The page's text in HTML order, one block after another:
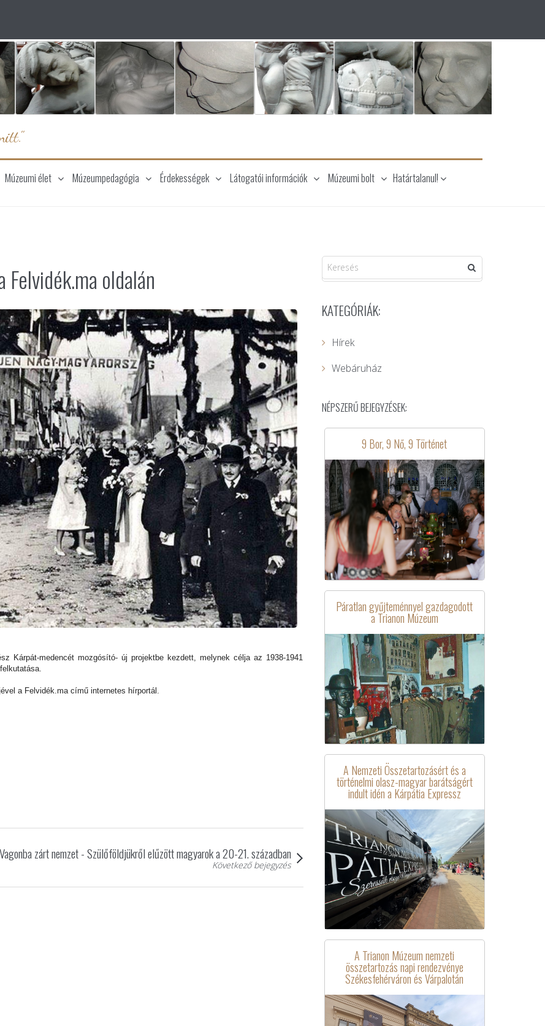
Múzeumi élet Múzeumpedagógia Érdekességek Látogatói információk Múzeumi bolt Határtalanul!
oldalán
Kárpát-medencét mozgósító- új projektbe kezdett, melynek célja az 1938-1941
a Felvidék.ma című internetes hírportál.
Vagonba zárt nemzet - Szülőföldjükről elűzött magyarok a 20-21. században
Következő bejegyzés
KATEGÓRIÁK:
Hírek
Webáruház
NÉPSZERŰ BEJEGYZÉSEK:
9 Bor, 9 Nő, 9 Történet
Páratlan gyűjteménnyel gazdagodott
a Trianon Múzeum
A Nemzeti Összetartozásért és a
történelmi olasz-magyar barátságért
indult idén a Kárpátia Expressz
A Trianon Múzeum nemzeti
összetartozás napi rendezvénye
Székesfehérváron és Várpalotán